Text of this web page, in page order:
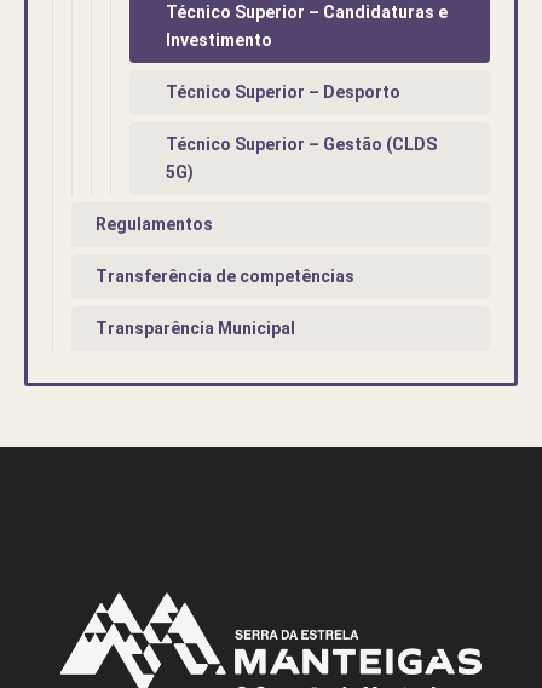
Técnico Superior – Candidaturas e
Investimento
Técnico Superior – Desporto
Técnico Superior – Gestão (CLDS
5G)
Regulamentos
Transferência de competências
Transparência Municipal